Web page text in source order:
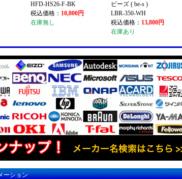
HFD-HS26-F-BK
税込価格： 10,800円
在庫無し
ビーズ ( be-s )
LBR-350-WH
税込価格： 13,800円
在庫あり
ーション